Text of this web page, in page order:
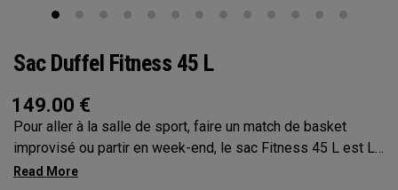
Sac Duffel Fitness 45 L
149.00 €
Pour aller à la salle de sport, faire un match de basket
improvisé ou partir en week-end, le sac Fitness 45 L est LE
sac multifonction indispensable. Chacune de ses